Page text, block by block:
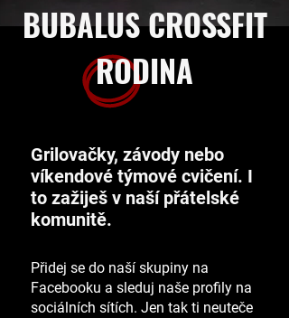
BUBALUS CROSSFIT
RODINA
Grilovačky, závody nebo
víkendové týmové cvičení. I
to zažiješ v naší přátelské
komunitě.
Přidej se do naší skupiny na
Facebooku a sleduj naše profily na
sociálních sítích. Jen tak ti neuteče